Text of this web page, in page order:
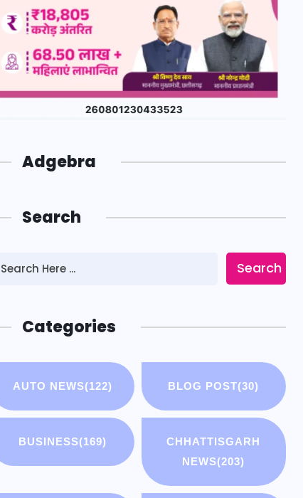
Adgebra
Search
Search
Categories
AUTO NEWS(122) BLOG POST(30)
BUSINESS(169)
CHHATTISGARH
NEWS(203)